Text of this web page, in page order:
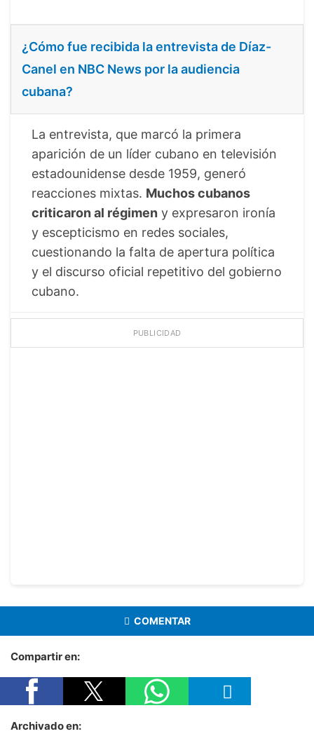
¿Cómo fue recibida la entrevista de Díaz-
Canel en NBC News por la audiencia
cubana?
La entrevista, que marcó la primera
aparición de un líder cubano en televisión
estadounidense desde 1959, generó
reacciones mixtas. Muchos cubanos
criticaron al régimen y expresaron ironía
y escepticismo en redes sociales,
cuestionando la falta de apertura política
y el discurso oficial repetitivo del gobierno
cubano.
PUBLICIDAD
COMENTAR
Compartir en:
Archivado en: